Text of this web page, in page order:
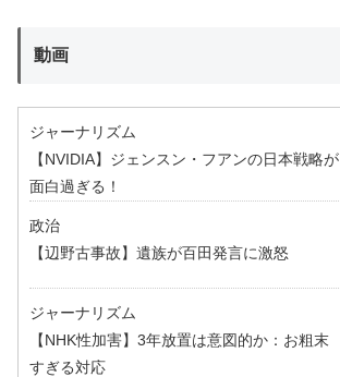
動画
ジャーナリズム
【NVIDIA】ジェンスン・フアンの日本戦略が
面白過ぎる！
政治
【辺野古事故】遺族が百田発言に激怒
ジャーナリズム
【NHK性加害】3年放置は意図的か：お粗末
すぎる対応